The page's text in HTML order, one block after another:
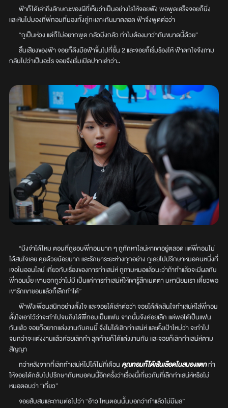
ฟ้าก็ได้เล่าถึงลักษณะของผีที่เห็นว่าเป็นอย่างไรให้จอยฟัง พอพูดเสร็จจอยก็นิ่ง
และหันไปมองที่พี่ทอมที่มองทั้งคู่ทะเลาะกันมาตลอด ฟ้าจึงพูดต่อว่า
“กูเป็นห่วง แต่ก็ไม่อยากพูด กลัวมึงกลัว ทำไมต้องมาว่ากันขนาดนี้ด้วย”
สิ้นเสียงของฟ้า จอยก็ดึงมือฟ้าขึ้นไปที่ชั้น 2 และจอยก็เริ่มร้องไห้ ฟ้าตกใจจึงถาม
กลับไปว่าเป็นอะไร จอยจึงเริ่มเปิดปากเล่าว่า..
“มึงจำได้ไหม ตอนที่กูชอบพี่ทอมมาก ๆ กูทักหาไลน์หาเขาอยู่ตลอด แต่พี่ทอมไม่
ได้สนใจเลย คุยด้วยน้อยมาก และรักษาระยะห่างทุกอย่าง กูเลยไปปรึกษาหมอคนหนึ่งที่
เจอในออนไลน์ เกี่ยวกับเรื่องของการทำเสน่ห์ กูถามหมอแล้วนะว่าถ้าทำแล้วจะมีผลกับ
พี่ทอมมั้ย เขาบอกกูว่าไม่มี เป็นแค่การทำเสน่ห์ให้เขารู้สึกเมตตา มหานิยมเรา เดี๋ยวพอ
เขารักเขาชอบแล้วก็เลิกทำได้”
ฟ้าฟังเพื่อนสนิทอย่างตั้งใจ และจอยได้เล่าต่อว่า จอยได้ตัดสินใจทำเสน่ห์ใส่พี่ทอม
ตั้งใจเอาไว้ว่าจะทำไปจนถึงได้พี่ทอมเป็นแฟน จากนั้นจึงค่อยเลิก แต่พอได้เป็นแฟน
กันแล้ว จอยก็อยากแต่งงานกับคนนี้ จึงไม่ได้เลิกทำเสน่ห์ และตั้งเป้าใหม่ว่า จะทำไป
จนกว่าจะแต่งงานแล้วค่อยเลิกทำ สุดท้ายก็ได้แต่งงานกัน และจอยก็เลิกทำเสน่ห์ตาม
สัญญา
ทว่าหลังจากที่เลิกทำเสน่ห์ไปได้ไม่กี่เดือนคุณทอมก็ได้เส้นเลือดในสมองแตกทำ
ให้จอยได้กลับไปปรึกษากับหมอคนนี้อีกครั้งว่าเรื่องนี้เกี่ยวกับที่เลิกทำเสน่ห์หรือไม่
หมอตอบว่า “เกี่ยว”
จอยสับสนและถามต่อไปว่า “อ้าว ไหนตอนนั้นบอกว่าทำแล้วไม่มีผล”